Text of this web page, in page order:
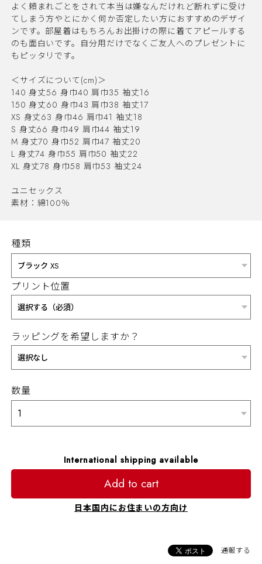
よく頼まれごとをされて本当は嫌なんだけれど断れずに受け
てしまう方やとにかく何か否定したい方におすすめのデザイ
ンです。部屋着はもちろんお出掛けの際に着てアピールする
のも面白いです。自分用だけでなくご友人へのプレゼントに
もピッタリです。
＜サイズについて(cm)＞
140 身丈56 身巾40 肩巾35 袖丈16
150 身丈60 身巾43 肩巾38 袖丈17
XS 身丈63 身巾46 肩巾41 袖丈18
S 身丈66 身巾49 肩巾44 袖丈19
M 身丈70 身巾52 肩巾47 袖丈20
L 身丈74 身巾55 肩巾50 袖丈22
XL 身丈78 身巾58 肩巾53 袖丈24
ユニセックス
素材：綿100％
種類
プリント位置
ラッピングを希望しますか？
数量
International shipping available
Add to cart
日本国内にお住まいの方向け
通報する